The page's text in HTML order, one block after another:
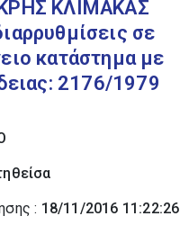
ΚΛΙΜΑΚΑΣ
σε
κατάστημα με
2176/1979
: 18/11/2016 11:22:26